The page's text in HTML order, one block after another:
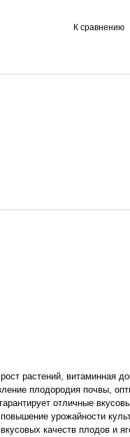
К сравнению
растений, витаминная
плодородия почвы,
отличные
урожайности
качеств плодов и